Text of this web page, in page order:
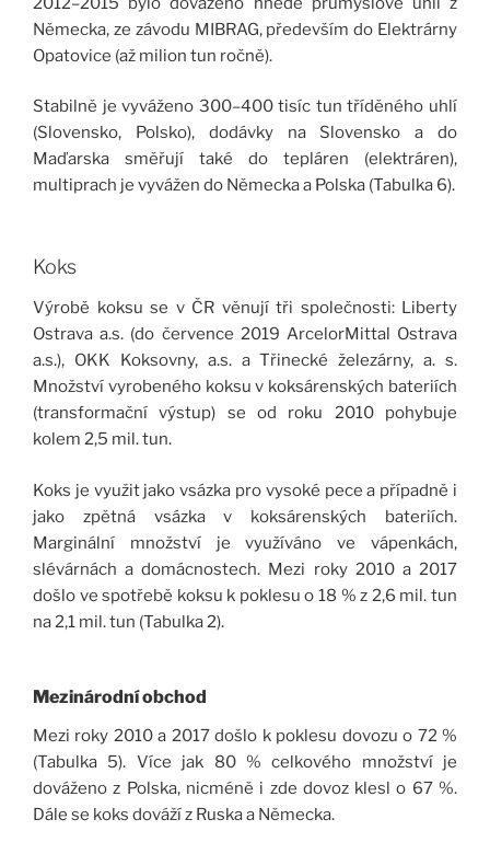
Německa, ze závodu MIBRAG, především do Elektrárny
Opatovice (až milion tun ročně).
Stabilně je vyváženo 300–400 tisíc tun tříděného uhlí
(Slovensko, Polsko), dodávky na Slovensko a do
Maďarska směřují také do tepláren (elektráren),
multiprach je vyvážen do Německa a Polska (Tabulka 6).
Koks
Výrobě koksu se v ČR věnují tři společnosti: Liberty
Ostrava a.s. (do července 2019 ArcelorMittal Ostrava
a.s.), OKK Koksovny, a.s. a Třinecké železárny, a. s.
Množství vyrobeného koksu v koksárenských bateriích
(transformační výstup) se od roku 2010 pohybuje
kolem 2,5 mil. tun.
Koks je využit jako vsázka pro vysoké pece a případně i
jako zpětná vsázka v koksárenských bateriích.
Marginální množství je využíváno ve vápenkách,
slévárnách a domácnostech. Mezi roky 2010 a 2017
došlo ve spotřebě koksu k poklesu o 18 % z 2,6 mil. tun
na 2,1 mil. tun (Tabulka 2).
Mezinárodní obchod
Mezi roky 2010 a 2017 došlo k poklesu dovozu o 72 %
(Tabulka 5). Více jak 80 % celkového množství je
dováženo z Polska, nicméně i zde dovoz klesl o 67 %.
Dále se koks dováží z Ruska a Německa.